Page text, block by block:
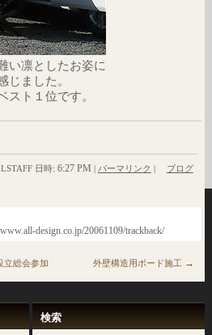
い凛としたお姿に
じました。
スト１位です。
日時: 6:27 PM | パーマリンク | ブログ
design.co.jp/20061109/trackback/
総会参加 外壁構造用ボード施工 →
検索